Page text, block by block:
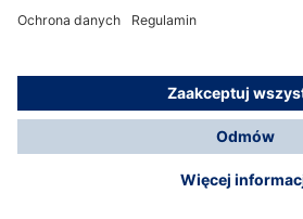
© Dräger Polska Sp. z o.o., 2025
*Wszystkie ceny bez VAT, na